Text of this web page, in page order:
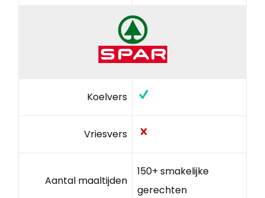
Koelvers
Vriesvers
Aantal maaltijden
150+ smakelijke
gerechten